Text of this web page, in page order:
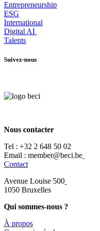
Entrepreneurship
ESG
International
Digital AI
Talents
Suivez-nous
Nous contacter
Tel : +32 2 648 50 02​
​​Email : member@beci.be
Contact
Avenue Louise 500
​1050 Bruxelles
Qui sommes-nous ?
À propos